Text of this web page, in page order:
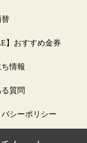
替
】おすすめ金券
情報
質問
シーポリシー